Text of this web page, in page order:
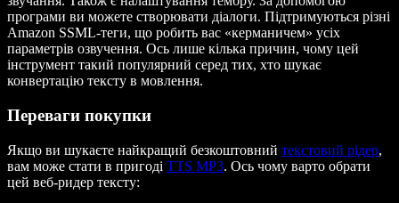
програми ви можете створювати діалоги. Підтримуються різні
Amazon SSML-теги, що робить вас «керманичем» усіх
параметрів озвучення. Ось лише кілька причин, чому цей
інструмент такий популярний серед тих, хто шукає
конвертацію тексту в мовлення.
Переваги покупки
Якщо ви шукаєте найкращий безкоштовний текстовий рідер,
вам може стати в пригоді TTS MP3. Ось чому варто обрати
цей веб-ридер тексту: